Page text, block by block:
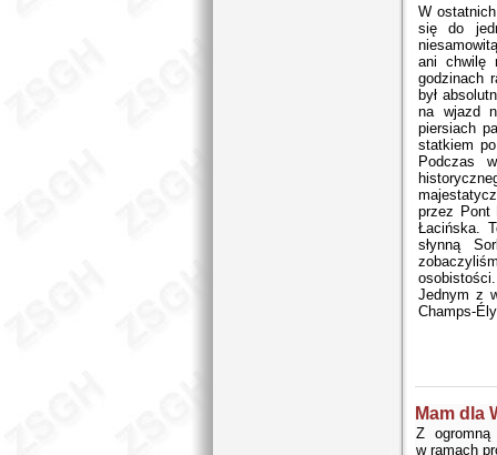
W
się do
ani chwilę
godzinach
był
na wjazd
piersiach
statkiem
Podczas
przez Pont
Łacińska.
słynną
Jednym z
Champs-
Mam dla
Z ogromną
w ramach